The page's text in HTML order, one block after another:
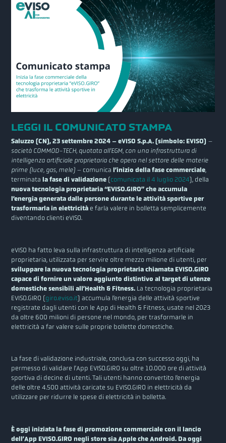
LEGGI IL COMUNICATO STAMPA
Saluzzo (CN), 23 settembre 2024 – eVISO S.p.A. (simbolo: EVISO) –
società COMMOD-TECH, quotata all’EGM, con una infrastruttura di
intelligenza artificiale proprietaria che opera nel settore delle materie
prime (luce, gas, mele) – comunical’inizio della fase commerciale,
terminatala fase di validazione (comunicata il 4 luglio 2024), della
nuova tecnologia proprietaria “EVISO.GIRO” che accumula
l’energia generata dalle persone durante le attività sportive per
trasformarla in elettricità e farla valere in bolletta semplicemente
diventando clienti eVISO.
eVISO ha fatto leva sulla infrastruttura di intelligenza artificiale
proprietaria, utilizzata per servire oltre mezzo milione di utenti, per
sviluppare la nuova tecnologia proprietaria chiamata EVISO.GIRO
capace di fornire un valore aggiunto distintivo al target di utenze
domestiche sensibili all’Health & Fitness. La tecnologia proprietaria
EVISO.GIRO (giro.eviso.it) accumula l’energia delle attività sportive
registrate dagli utenti con le App di Health & Fitness, usate nel 2023
da oltre 600 milioni di persone nel mondo, per trasformarle in
elettricità a far valere sulle proprie bollette domestiche.
La fase di validazione industriale, conclusa con successo oggi, ha
permesso di validare l’App EVISO.GIRO su oltre 10.000 ore di attività
sportiva di decine di utenti. Tali utenti hanno convertito l’energia
delle oltre 4.500 attività caricate su EVISO.GIRO in elettricità da
utilizzare per ridurre le spese di elettricità in bolletta.
È oggi iniziata la fase di promozione commerciale con il lancio
dell’App EVISO.GIRO negli store sia Apple che Android. Da oggi